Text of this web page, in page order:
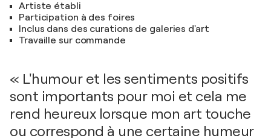
Artiste établi
Participation à des foires
Inclus dans des curations de galeries d'art
Travaille sur commande
« L'humour et les sentiments positifs
sont importants pour moi et cela me
rend heureux lorsque mon art touche
ou correspond à une certaine humeur